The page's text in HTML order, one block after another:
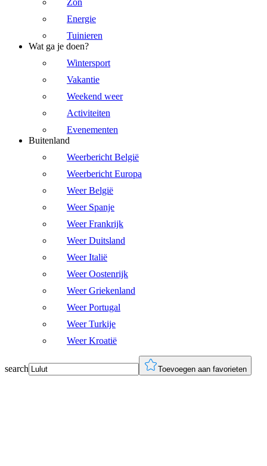
Zon
Energie
Tuinieren
Wat ga je doen?
Wintersport
Vakantie
Weekend weer
Activiteiten
Evenementen
Buitenland
Weerbericht België
Weerbericht Europa
Weer België
Weer Spanje
Weer Frankrijk
Weer Duitsland
Weer Italië
Weer Oostenrijk
Weer Griekenland
Weer Portugal
Weer Turkije
Weer Kroatië
search Toevoegen aan favorieten